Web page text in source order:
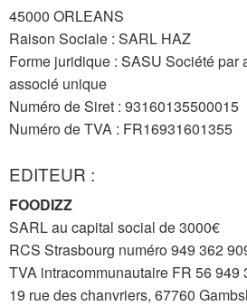
45000 ORLEANS
Raison Sociale : SARL HAZ
Forme juridique : SASU Société par
associé unique
Numéro de Siret : 93160135500015
Numéro de TVA : FR16931601355
EDITEUR :
FOODIZZ
SARL au capital social de 3000€
RCS Strasbourg numéro 949 362
TVA intracommunautaire FR 56 949
19 rue des chanvriers, 67760